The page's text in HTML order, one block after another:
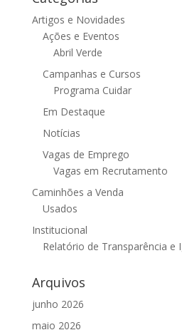
Artigos e Novidades
Ações e Eventos
Abril Verde
Campanhas e Cursos
Programa Cuidar
Em Destaque
Notícias
Vagas de Emprego
Vagas em Recrutamento
Caminhões a Venda
Usados
Institucional
Relatório de Transparência e
Arquivos
junho 2026
maio 2026